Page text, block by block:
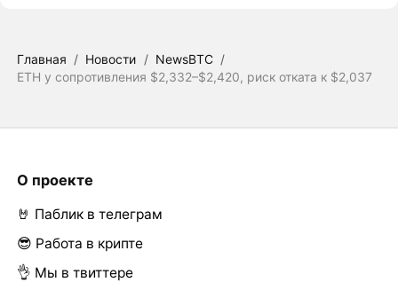
Главная / Новости / NewsBTC /
ETH у сопротивления $2,332–$2,420, риск отката к $2,037
О проекте
🤘 Паблик в телеграм
😎 Работа в крипте
👌 Мы в твиттере